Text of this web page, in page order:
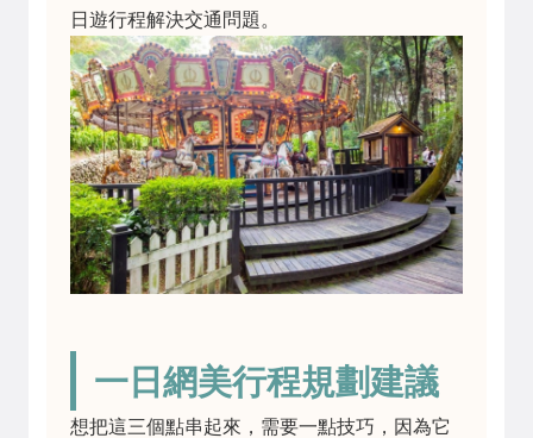
日遊行程解決交通問題。
一日網美行程規劃建議
想把這三個點串起來，需要一點技巧，因為它